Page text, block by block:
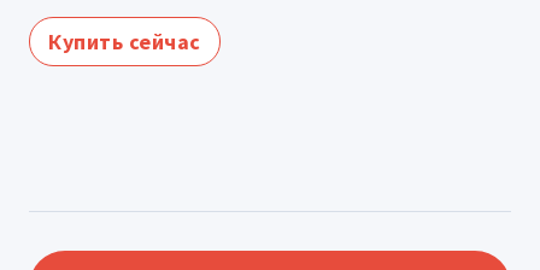
Купить сейчас